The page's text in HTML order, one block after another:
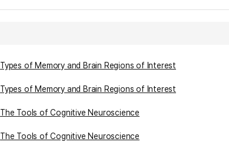
Types of Memory and Brain Regions of Interest
Types of Memory and Brain Regions of Interest
The Tools of Cognitive Neuroscience
The Tools of Cognitive Neuroscience